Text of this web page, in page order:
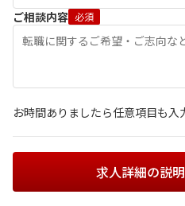
ご相談内容 必須
お時間ありましたら任意項目も入
求人詳細の説